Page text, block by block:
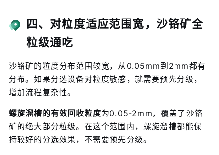
四、对粒度适应范围宽，沙铬矿全
粒级通吃
沙铬矿的粒度分布范围较宽，从0.05mm到2mm都有
分布。如果分选设备对粒度敏感，就需要预先分级，
增加流程复杂性。
螺旋溜槽的有效回收粒度为0.05-2mm，覆盖了沙铬
矿的绝大部分粒级。在这个范围内，螺旋溜槽都能保
持较好的分选效果，不需要预先分级。